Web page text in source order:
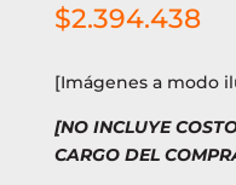
$2.394.438
[Imágenes a modo
[NO INCLUYE
CARGO DEL